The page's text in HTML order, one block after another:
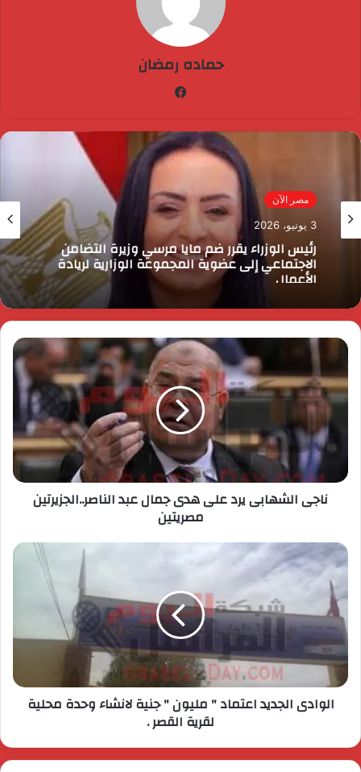
حماده رمضان
مصر الآن
3 يونيو، 2026
رئيس الوزراء يقرر ضم مايا مرسي وزيرة التضامن
الاجتماعي إلى عضوية المجموعة الوزارية لريادة
الأعمال
ناجى الشهابى يرد على هدى جمال عبد الناصر..الجزيرتين
مصريتين
الوادى الجديد اعتماد " مليون " جنية لانشاء وحدة محلية
لقرية القصر .